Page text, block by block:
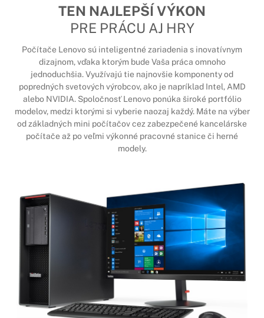
TEN NAJLEPŠÍ VÝKON
PRE PRÁCU AJ HRY
Počítače Lenovo sú inteligentné zariadenia s inovatívnym
dizajnom, vďaka ktorým bude Vaša práca omnoho
jednoduchšia. Využívajú tie najnovšie komponenty od
popredných svetových výrobcov, ako je napríklad Intel, AMD
alebo NVIDIA. Spoločnosť Lenovo ponúka široké portfólio
modelov, medzi ktorými si vyberie naozaj každý. Máte na výber
od základných mini počítačov cez zabezpečené kancelárske
počítače až po veľmi výkonné pracovné stanice či herné
modely.